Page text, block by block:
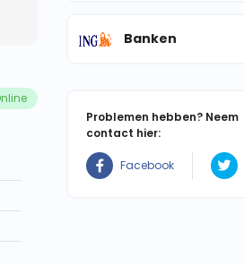
Banken
Problemen hebben? Neem
contact hier:
Facebook